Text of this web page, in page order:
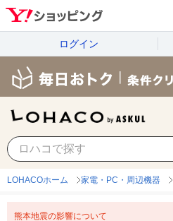
ログイン
LOHACOホーム 家電・PC・周辺機器
熊本地震の影響について